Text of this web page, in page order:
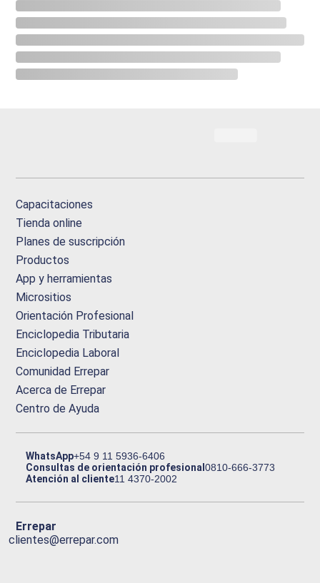
Capacitaciones
Tienda online
Planes de suscripción
Productos
App y herramientas
Micrositios
Orientación Profesional
Enciclopedia Tributaria
Enciclopedia Laboral
Comunidad Errepar
Acerca de Errepar
Centro de Ayuda
WhatsApp+54 9 11 5936-6406
Consultas de orientación profesional0810-666-3773
Atención al cliente11 4370-2002
Errepar
clientes@errepar.com